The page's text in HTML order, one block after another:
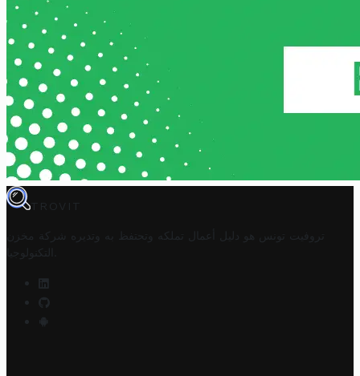
TROVIT
تروفيت تونس هو دليل أعمال تملكه وتحتفظ به وتديره
شركة مخزن
التكنولوجيا